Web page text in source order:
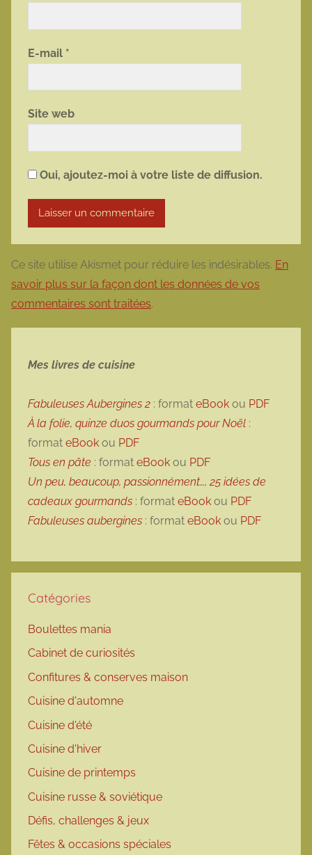
E-mail *
Site web
Oui, ajoutez-moi à votre liste de diffusion.
Ce site utilise Akismet pour réduire les indésirables. En
savoir plus sur la façon dont les données de vos
commentaires sont traitées.
Mes livres de cuisine
Fabuleuses Aubergines 2 : format eBook ou PDF
À la folie, quinze duos gourmands pour Noël :
format eBook ou PDF
Tous en pâte : format eBook ou PDF
Un peu, beaucoup, passionnément…, 25 idées de
cadeaux gourmands : format eBook ou PDF
Fabuleuses aubergines : format eBook ou PDF
Catégories
Boulettes mania
Cabinet de curiosités
Confitures & conserves maison
Cuisine d'automne
Cuisine d'été
Cuisine d'hiver
Cuisine de printemps
Cuisine russe & soviétique
Défis, challenges & jeux
Fêtes & occasions spéciales